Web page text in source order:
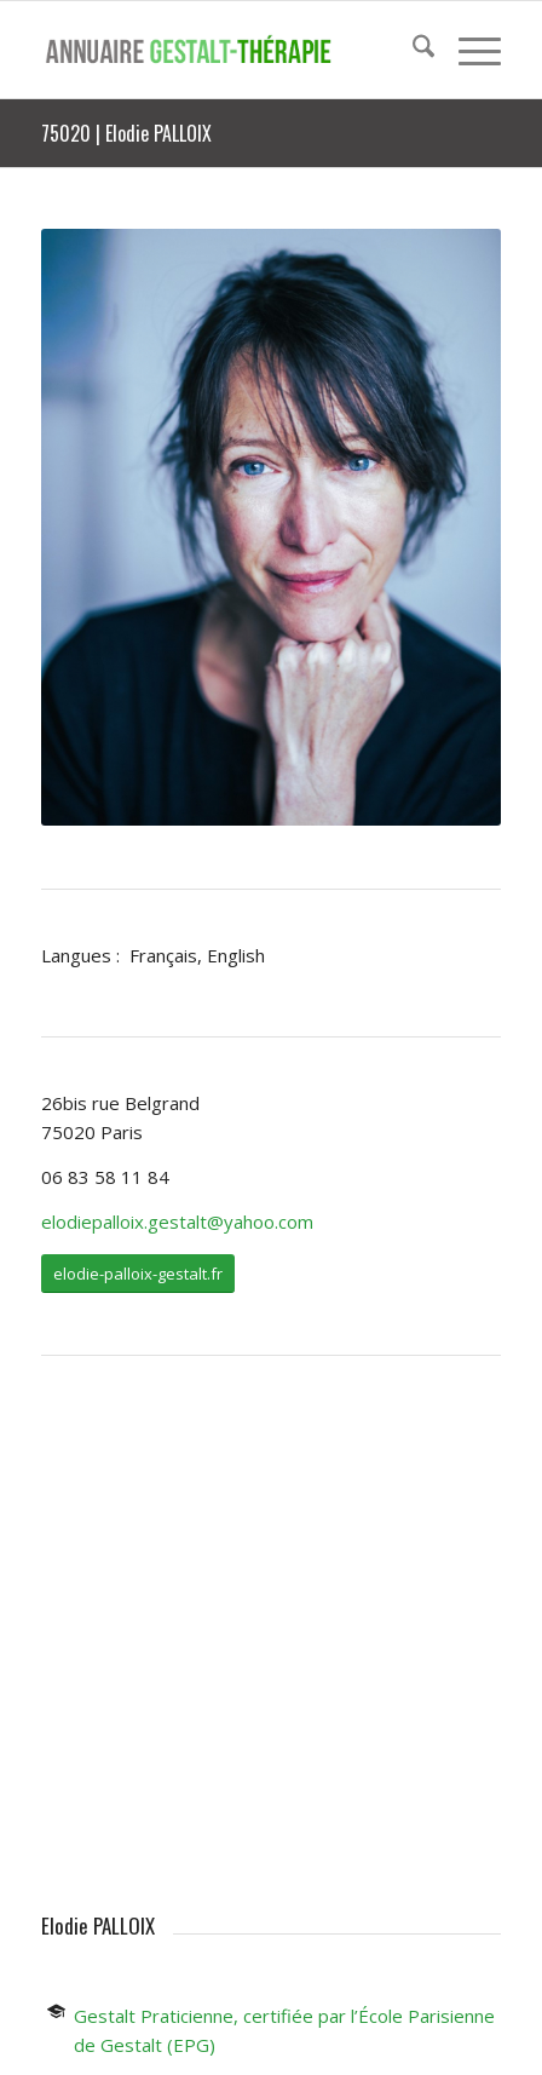
75020 | Elodie PALLOIX
Langues : Français, English
26bis rue Belgrand
75020 Paris
06 83 58 11 84
elodiepalloix.gestalt@yahoo.com
elodie-palloix-gestalt.fr
Elodie PALLOIX
Gestalt Praticienne, certifiée par l’École Parisienne
de Gestalt (EPG)